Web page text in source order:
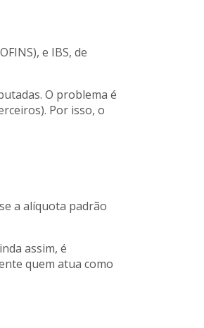
e IBS, de
O problema é
Por isso, o
a alíquota padrão
assim, é
quem atua como